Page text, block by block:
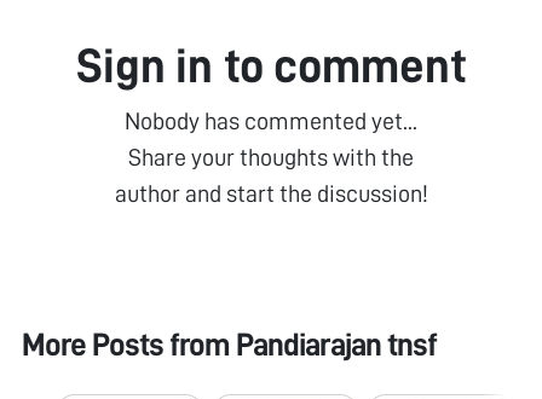
Sign in to comment
Nobody has commented yet...
Share your thoughts with the
author and start the discussion!
More Posts from Pandiarajan tnsf